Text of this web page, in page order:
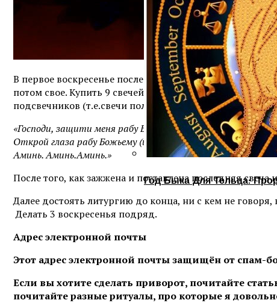
Год Быка Для Тельца:
В первое воскресенье после новолуния пойти в
потом свое. Купить 9 свечей и подойти к тому
подсвечников (т.е.свечи получаются полукругом).
«Господи, защити меня рабу Божью (имя женщины) и раба
Открой глаза рабу Божьему (имя мужчины) на мои
Аминь. Аминь.Аминь.»
После того, как зажжена и поставлена последняя свеча
Далее достоять литургию до конца, ни с кем не
Делать 3 воскресенья подряд.
Адрес электронной почты
Этот адрес электронной почты защищён от спам-
Если вы хотите сделать приворот, почитайте
почитайте разные ритуалы, про которые я